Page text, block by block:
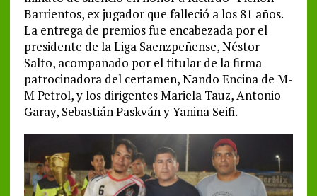
Barrientos, ex jugador que falleció a los 81 años.
La entrega de premios fue encabezada por el
presidente de la Liga Saenzpeñense, Néstor
Salto, acompañado por el titular de la firma
patrocinadora del certamen, Nando Encina de M-
M Petrol, y los dirigentes Mariela Tauz, Antonio
Garay, Sebastián Paskván y Yanina Seifi.